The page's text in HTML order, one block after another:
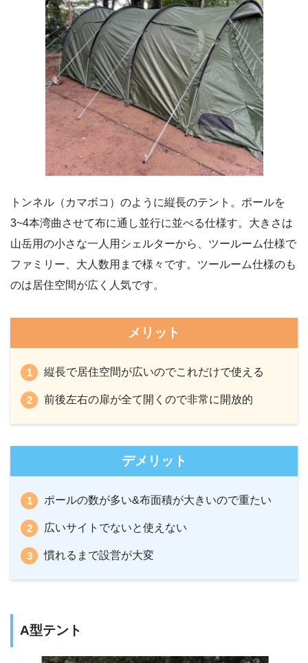
トンネル（カマボコ）のように縦長のテント。ポールを
3~4本湾曲させて布に通し並行に並べる仕様す。大きさは
山岳用の小さな一人用シェルターから、ツールーム仕様で
ファミリー、大人数用まで様々です。ツールーム仕様のも
のは居住空間が広く人気です。
メリット
縦長で居住空間が広いのでこれだけで使える
前後左右の扉が全て開くので非常に開放的
デメリット
ポールの数が多い&布面積が大きいので重たい
広いサイトでないと使えない
慣れるまで設営が大変
A型テント